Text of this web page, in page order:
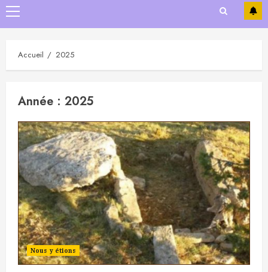
Primary
Menu
Accueil 2025
Année : 2025
Nous y étions